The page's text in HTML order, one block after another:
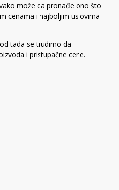
može da pronađe ono što
cenama i najboljim uslovima
tada se trudimo da
i pristupačne cene.